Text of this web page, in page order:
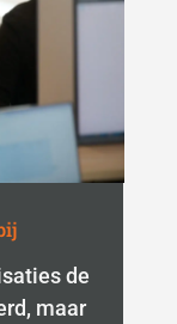
de
maar